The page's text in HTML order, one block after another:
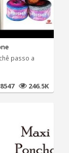
passo a
8547 246.5K